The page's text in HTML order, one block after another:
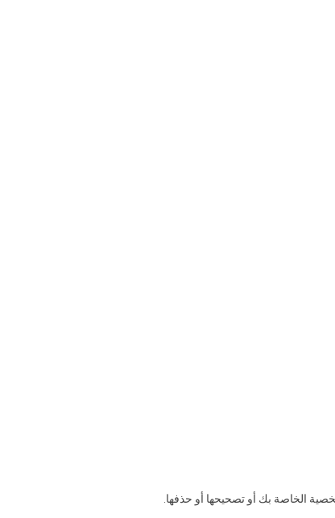
الخاصة بك أو تصحيحها أو حذفها.